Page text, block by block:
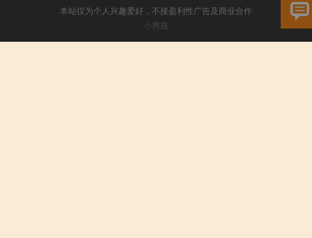
本站仅为个人兴趣爱好，不接盈利性广告及商业合作
小男孩